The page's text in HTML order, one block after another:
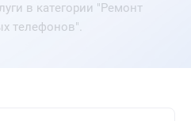
в категории "Ремонт
телефонов".